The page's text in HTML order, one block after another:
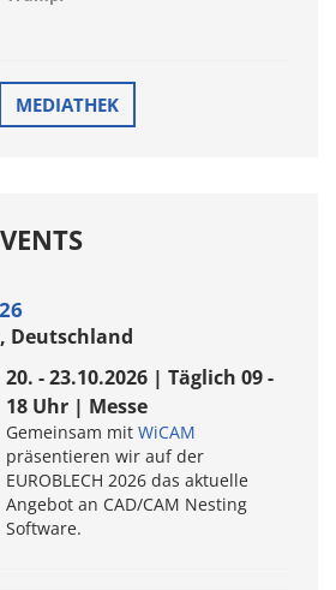
MEDIATHEK
Deutschland
20. - 23.10.2026 | Täglich 09 -
18 Uhr | Messe
Gemeinsam mit WiCAM
präsentieren wir auf der
EUROBLECH 2026 das aktuelle
Angebot an CAD/CAM Nesting
Software.